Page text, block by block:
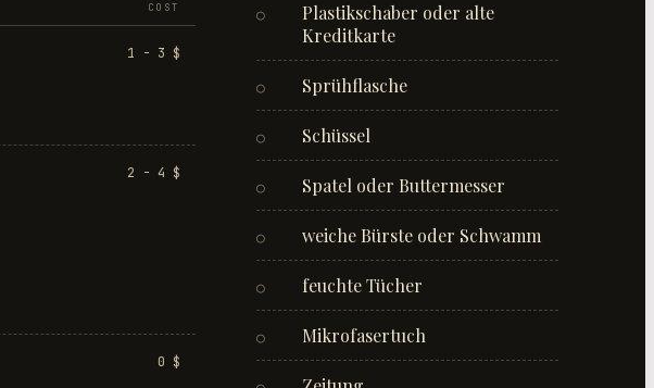
COST
1 - 3 $
2 - 4 $
0 $
○
Plastikschaber oder alte
Kreditkarte
○ Sprühflasche
○ Schüssel
○ Spatel oder Buttermesser
○ weiche Bürste oder Schwamm
○ feuchte Tücher
○ Mikrofasertuch